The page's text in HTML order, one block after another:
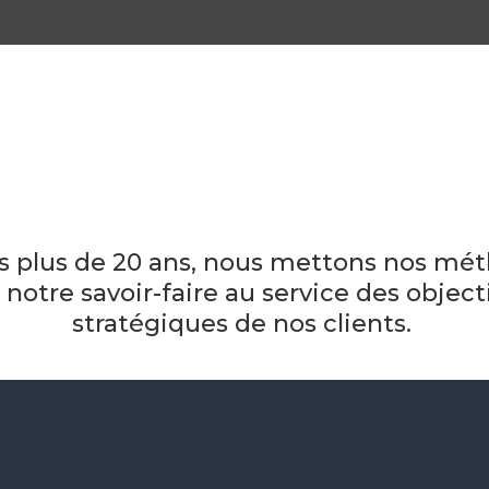
plus de 20 ans, nous mettons nos
savoir-faire au service des
stratégiques de nos clients.